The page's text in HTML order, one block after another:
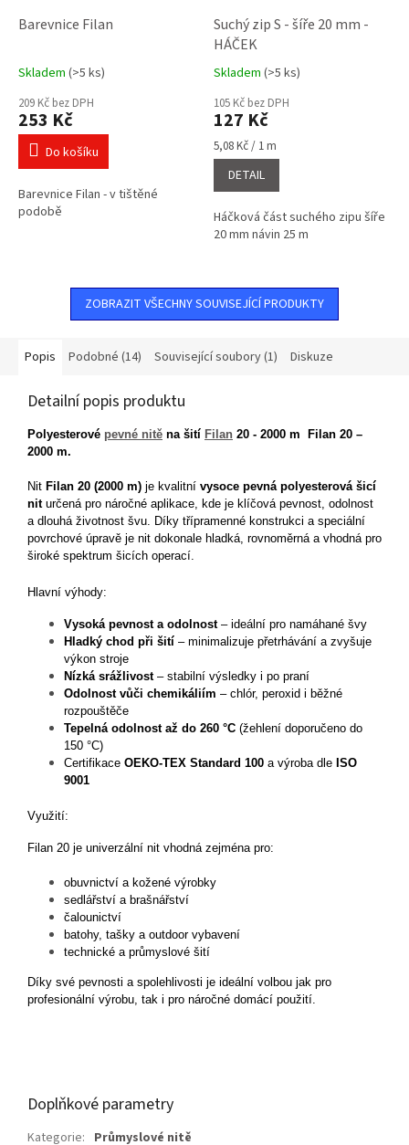
Barevnice Filan
Průměrné
hodnocení
produktu
je
5,0
hvězdiček.
Skladem (>5 ks)
209 Kč bez DPH
253 Kč
Do košíku
Barevnice Filan - v tištěné
podobě
Suchý zip S - šíře 20 mm -
HÁČEK
Průměrné
hodnocení
produktu
je
5,0
z
hvězdiček.
Skladem (>5 ks)
105 Kč bez DPH
127 Kč
Měrná
cena:
5,08 Kč / 1 m
DETAIL
Háčková část suchého zipu šíře
20 mm návin 25 m
ZOBRAZIT VŠECHNY SOUVISEJÍCÍ PRODUKTY
Popis Podobné (14) Související soubory (1) Diskuze
Detailní popis produktu
Polyesterové pevné nitě na šití Filan 20 - 2000 m Filan 20 –
2000 m.
Nit Filan 20 (2000 m) je kvalitní vysoce pevná polyesterová šicí
niturčená pro náročné aplikace, kde je klíčová pevnost, odolnost
a dlouhá životnost švu. Díky třípramenné konstrukci a speciální
povrchové úpravě je nit dokonale hladká, rovnoměrná a vhodná pro
široké spektrum šicích operací.
Hlavní výhody:
Vysoká pevnost a odolnost– ideální pro namáhané švy
Hladký chod při šití – minimalizuje přetrhávání a zvyšuje
výkon stroje
Nízká srážlivost– stabilní výsledky i po praní
Odolnost vůči chemikáliím – chlór, peroxid i běžné
rozpouštěče
Tepelná odolnost až do 260 °C (žehlení doporučeno do
150 °C)
Certifikace OEKO-TEX Standard 100 a výroba dle ISO
9001
Využití:
Filan 20 je univerzální nit vhodná zejména pro:
obuvnictví a kožené výrobky
sedlářství a brašnářství
čalounictví
batohy, tašky a outdoor vybavení
technické a průmyslové šití
Díky své pevnosti a spolehlivosti je ideální volbou jak pro
profesionální výrobu, tak i pro náročné domácí použití.
Doplňkové parametry
Kategorie: Průmyslové nitě